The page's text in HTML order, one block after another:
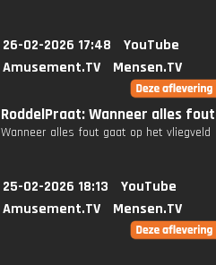
26-02-2026 17:48
YouTube
Amusement.TV
Mensen.TV
RoddelPraat: Wanneer alles
Wanneer alles fout gaat op het vliegveld
25-02-2026 18:13
YouTube
Amusement.TV
Mensen.TV